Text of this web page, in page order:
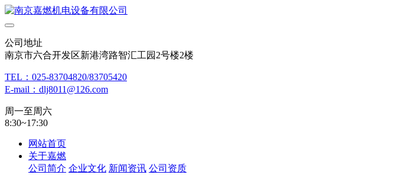
公司地址
南京市六合开发区新港湾路智汇工园2号楼2楼
TEL：025-83704820/83705420
E-mail：dlj8011@126.com
周一至周六
8:30~17:30
网站首页
关于嘉燃
公司简介 企业文化 新闻资讯 公司资质